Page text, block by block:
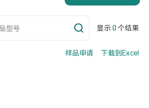
显示0 个结果
样品申请 下载到Excel